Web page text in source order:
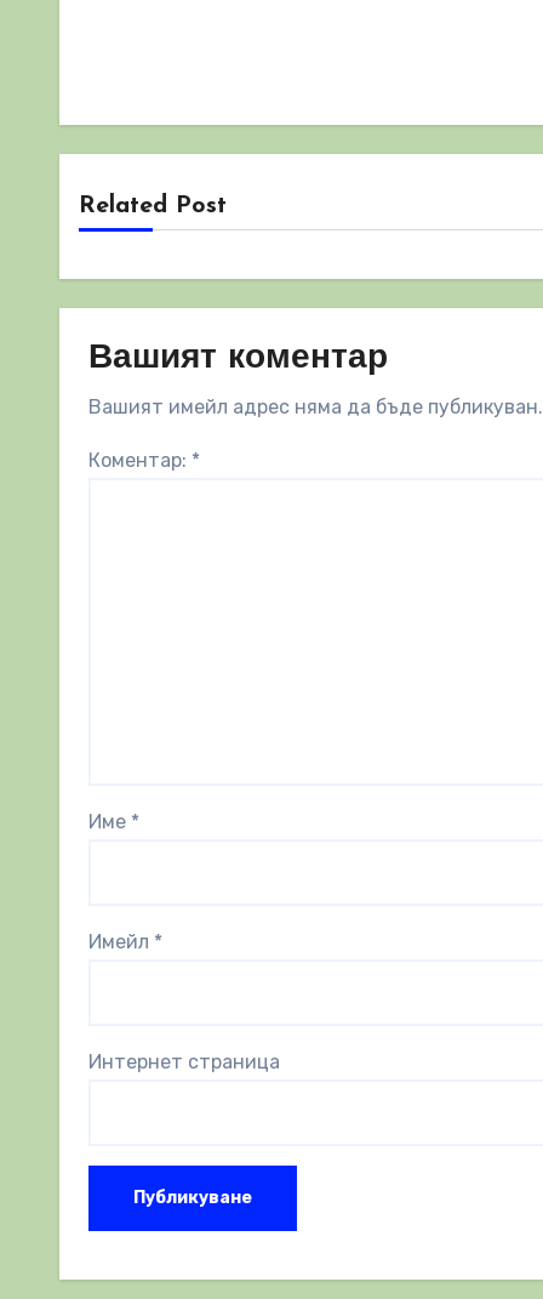
Related Post
Вашият коментар
Вашият имейл адрес няма да бъде публикуван.
Коментар: *
Име *
Имейл *
Интернет страница